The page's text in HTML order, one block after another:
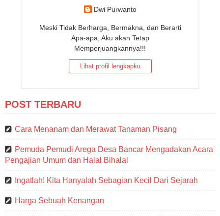
Dwi Purwanto
Meski Tidak Berharga, Bermakna, dan Berarti
Apa-apa, Aku akan Tetap
Memperjuangkannya!!!
Lihat profil lengkapku
POST TERBARU
Cara Menanam dan Merawat Tanaman Pisang
Pemuda Pemudi Arega Desa Bancar Mengadakan Acara
Pengajian Umum dan Halal Bihalal
Ingatlah! Kita Hanyalah Sebagian Kecil Dari Sejarah
Harga Sebuah Kenangan